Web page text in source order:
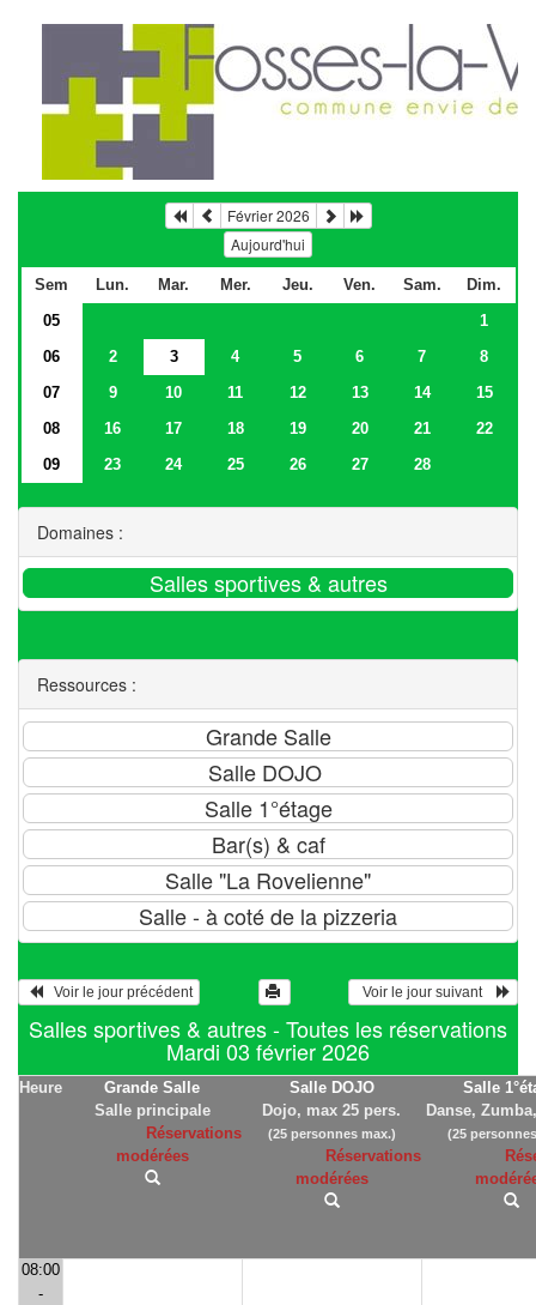
Février 2026
Aujourd'hui
Sem Lun. Mar. Mer. Jeu. Ven. Sam.
Dim.
05
1
06
2 3 4 5 6 7
8
07
9 10 11 12 13 14
15
08
16 17 18 19 20 21
22
09
23 24 25 26 27 28
Domaines :
Ressources :
   Voir le jour précédent
  Voir le jour suivant
Salles sportives & autres - Toutes les réservations
Mardi 03 février 2026
Heure
Grande Salle
Salle principale
Réservations
modérées
Salle DOJO
Dojo, max 25 pers.
(25 personnes max.)
Réservations
modérées
Salle
Danse,
(25
08:00
-